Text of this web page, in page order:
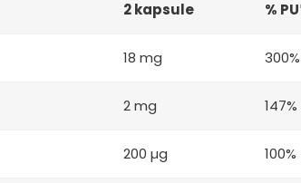
2 kapsule %
18 mg 300%
2 mg 147%
200 µg 100%